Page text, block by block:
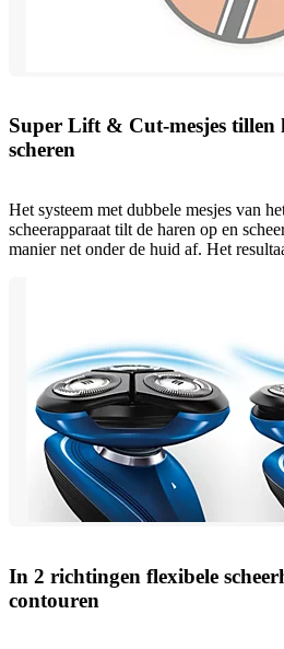
Super Lift & Cut-mesjes tillen
scheren
Het systeem met dubbele mesjes van
scheerapparaat tilt de haren op en
manier net onder de huid af. Het
In 2 richtingen flexibele
contouren